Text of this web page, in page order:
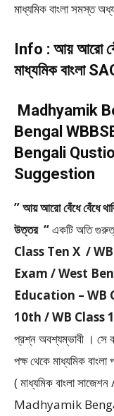
মাধ্যমিক বাংলা সমস্ত
Info : আয় আরো
মাধ্যমিক বাংলা
Madhyamik
Bengal
Bengali
Suggestion
” আয় আরো বেঁধে বেঁধে
উত্তর “একটি অতি
Class Ten X /
Exam / West
Education – WB
10th / WB Class
প্রশ্ন অবশ্যম্ভাবী । সে
পক্ষ থেকে মাধ্যমিক
( মাধ্যমিক বাংলা
Madhyamik